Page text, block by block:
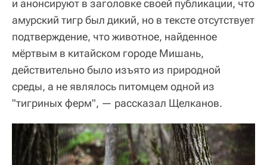
и анонсируют в заголовке своей публикации, что
амурский тигр был дикий, но в тексте отсутствует
подтверждение, что животное, найденное
мёртвым в китайском городе Мишань,
действительно было изъято из природной
среды, а не являлось питомцем одной из
"тигриных ферм", — рассказал Щелканов.